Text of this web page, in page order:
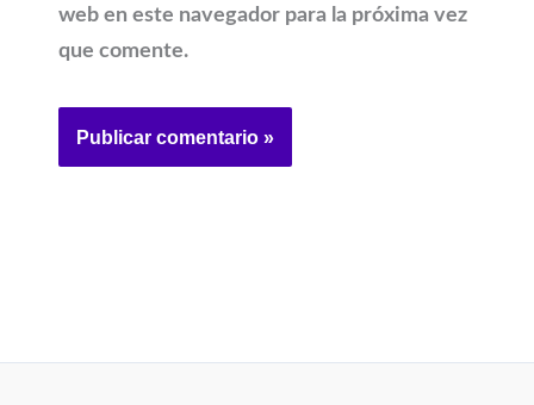
web en este navegador para la próxima vez
que comente.